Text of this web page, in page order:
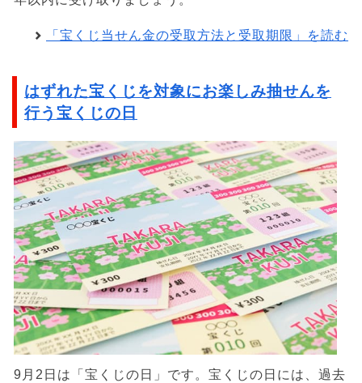
「宝くじ当せん金の受取方法と受取期限」を読む
はずれた宝くじを対象にお楽しみ抽せんを
行う宝くじの日
9月2日は「宝くじの日」です。宝くじの日には、過去